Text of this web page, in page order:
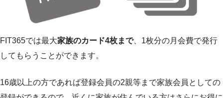
FIT365では最大家族のカード4枚まで、1枚分の月会費で発行
してもらうことができます。
16歳以上の方であれば登録会員の2親等まで家族会員としての